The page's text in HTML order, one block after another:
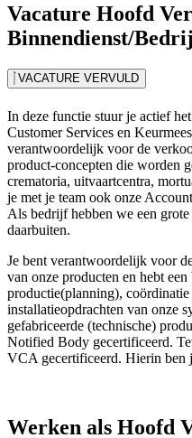
Vacature Hoofd
Binnendienst/
VACATURE VERVULD
In deze functie stuur je actief
Customer Services en
verantwoordelijk voor de
product-concepten die worden
crematoria, uitvaartcentra,
je met je team ook onze
Als bedrijf hebben we een
daarbuiten.
Je bent verantwoordelijk voor
van onze producten en hebt
productie(planning), coördinatie
installatieopdrachten van onze
gefabriceerde (technische)
Notified Body gecertificeerd.
VCA gecertificeerd. Hierin ben
Werken als Hoofd